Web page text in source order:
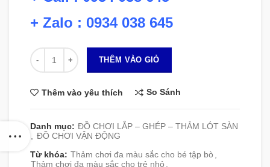
+ Zalo : 0934 038 645
Số lượng
THÊM VÀO GIỎ
Thêm vào yêu thích So Sánh
Danh mục: ĐỒ CHƠI LẮP – GHÉP – THẢM LÓT SÀN
, ĐỒ CHƠI VẬN ĐỘNG
Từ khóa: Thảm chơi đa màu sắc cho bé tập bò ,
Thảm chơi đa màu sắc cho trẻ nhỏ ,